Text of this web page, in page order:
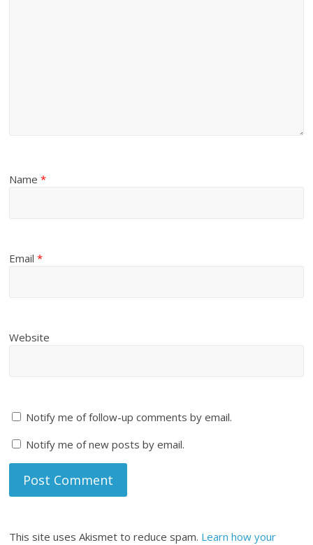
Name*
Email*
Website
Notify me of follow-up comments by email.
Notify me of new posts by email.
This site uses Akismet to reduce spam. Learn how your